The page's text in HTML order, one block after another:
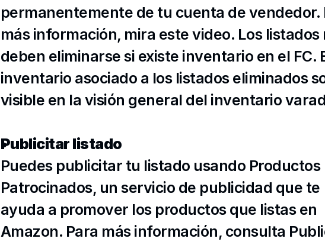
permanentemente de tu cuenta de vendedor.
más información, mira este video. Los listados
deben eliminarse si existe inventario en el FC.
inventario asociado a los listados eliminados
visible en la visión general del inventario
Publicitar listado
Puedes publicitar tu listado usando Productos
Patrocinados, un servicio de publicidad que te
ayuda a promover los productos que listas en
Amazon. Para más información, consulta